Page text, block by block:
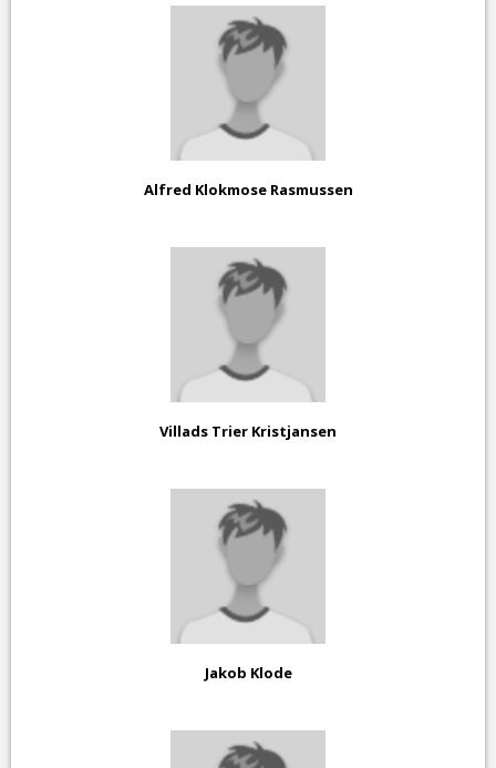
Alfred Klokmose Rasmussen
Villads Trier Kristjansen
Jakob Klode